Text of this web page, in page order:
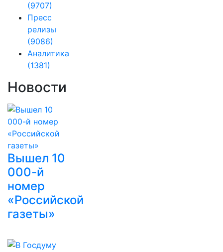
(9707)
Пресс
релизы
(9086)
Аналитика
(1381)
Новости
Вышел 10
000-й
номер
«Российской
газеты»